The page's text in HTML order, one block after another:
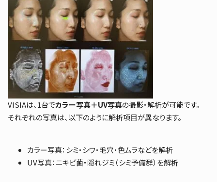
VISIAは、1台でカラー写真＋UV写真の撮影・解析が可能です。
それぞれの写真は、以下のように解析項目が異なります。
カラー写真：シミ・シワ・毛穴・色ムラなどを解析
UV写真：ニキビ菌・隠れジミ（シミ予備群）を解析